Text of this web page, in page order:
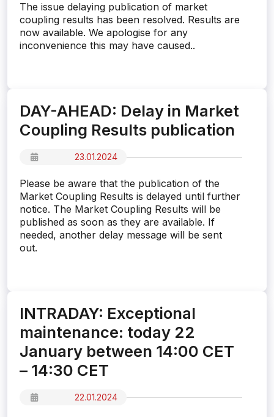
The issue delaying publication of market
coupling results has been resolved. Results are
now available. We apologise for any
inconvenience this may have caused..
DAY-AHEAD: Delay in Market
Coupling Results publication
23.01.2024
Please be aware that the publication of the
Market Coupling Results is delayed until further
notice. The Market Coupling Results will be
published as soon as they are available. If
needed, another delay message will be sent
out.
INTRADAY: Exceptional
maintenance: today 22
January between 14:00 CET
– 14:30 CET
22.01.2024